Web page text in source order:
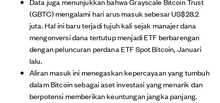
(GBTC) mengalami hari arus masuk sebesar US$28.2
juta. Hal ini baru terjadi tujuh kali sejak manajer dana
mengonversi dana tertutup menjadi ETF berbarengan
dengan peluncuran perdana ETF Spot Bitcoin, Januari
lalu.
Aliran masuk ini menegaskan kepercayaan yang tumbuh
dalam Bitcoin sebagai aset investasi yang menarik dan
berpotensi memberikan keuntungan jangka panjang.